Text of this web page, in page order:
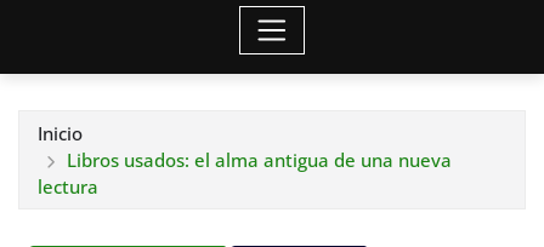
Inicio
Libros usados: el alma antigua de una nueva
lectura